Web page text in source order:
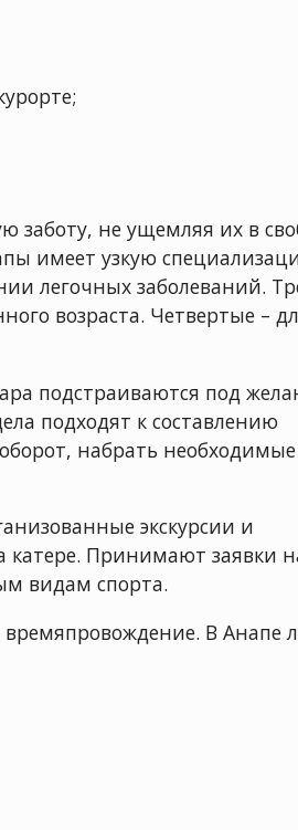
заботу, не ущемляя их в
имеет узкую
легочных заболеваний.
возраста. Четвертые –
подстраиваются под
подходят к составлению
набрать
экскурсии и
катере. Принимают заявки
видам спорта.
В Анапе